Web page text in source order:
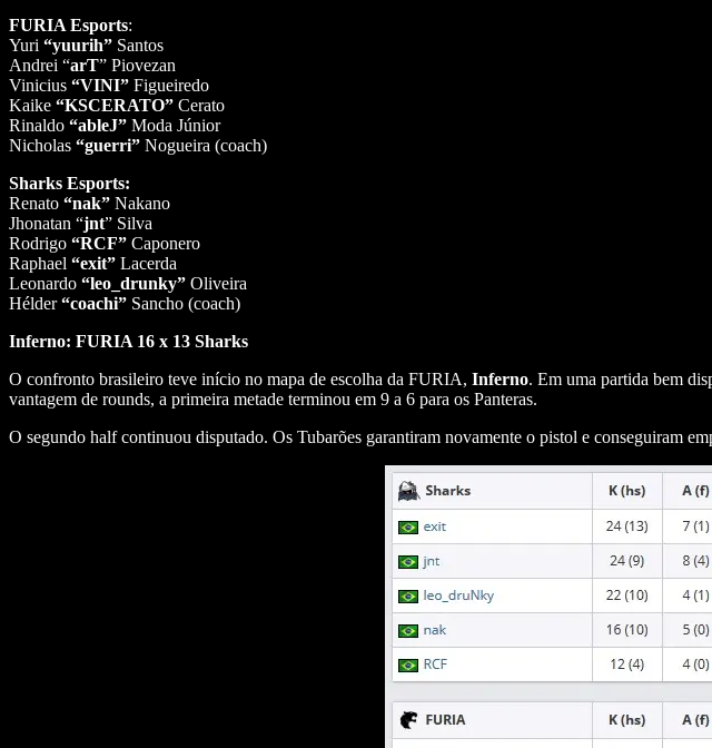
FURIA Esports:
Yuri “yuurih” Santos
Andrei “arT” Piovezan
Vinicius “VINI” Figueiredo
Kaike “KSCERATO” Cerato
Rinaldo “ableJ” Moda Júnior
Nicholas “guerri” Nogueira (coach)
Sharks Esports:
Renato “nak” Nakano
Jhonatan “jnt” Silva
Rodrigo “RCF” Caponero
Raphael “exit” Lacerda
Leonardo “leo_drunky” Oliveira
Hélder“coachi” Sancho (coach)
Inferno: FURIA 16 x 13 Sharks
O confronto brasileiro teve início no mapa de escolha da FURIA, Inferno. Em uma partida bem
vantagem de rounds, a primeira metade terminou em 9 a 6 para os Panteras.
O segundo half continuou disputado. Os Tubarões garantiram novamente o pistol e conseguiram